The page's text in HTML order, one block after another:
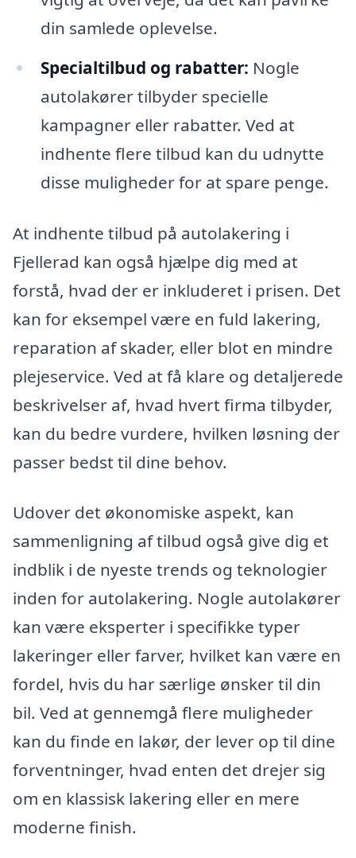
din samlede oplevelse.
Specialtilbud og rabatter: Nogle
autolakører tilbyder specielle
kampagner eller rabatter. Ved at
indhente flere tilbud kan du udnytte
disse muligheder for at spare penge.
At indhente tilbud på autolakering i
Fjellerad kan også hjælpe dig med at
forstå, hvad der er inkluderet i prisen. Det
kan for eksempel være en fuld lakering,
reparation af skader, eller blot en mindre
plejeservice. Ved at få klare og detaljerede
beskrivelser af, hvad hvert firma tilbyder,
kan du bedre vurdere, hvilken løsning der
passer bedst til dine behov.
Udover det økonomiske aspekt, kan
sammenligning af tilbud også give dig et
indblik i de nyeste trends og teknologier
inden for autolakering. Nogle autolakører
kan være eksperter i specifikke typer
lakeringer eller farver, hvilket kan være en
fordel, hvis du har særlige ønsker til din
bil. Ved at gennemgå flere muligheder
kan du finde en lakør, der lever op til dine
forventninger, hvad enten det drejer sig
om en klassisk lakering eller en mere
moderne finish.